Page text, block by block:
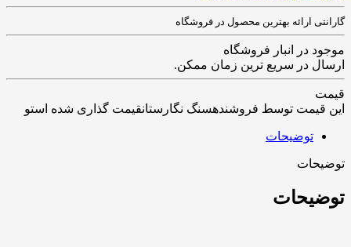
گارانتی ارائه بهترین محصول در فروشگاه
موجود در انبار فروشگاه
ارسال در سریع ترین زمان ممکن.
قیمت
این قیمت توسط فروشندهسنگ نگارستانقیمت گذاری شده استو
توضیحات
توضیحات
توضیحات